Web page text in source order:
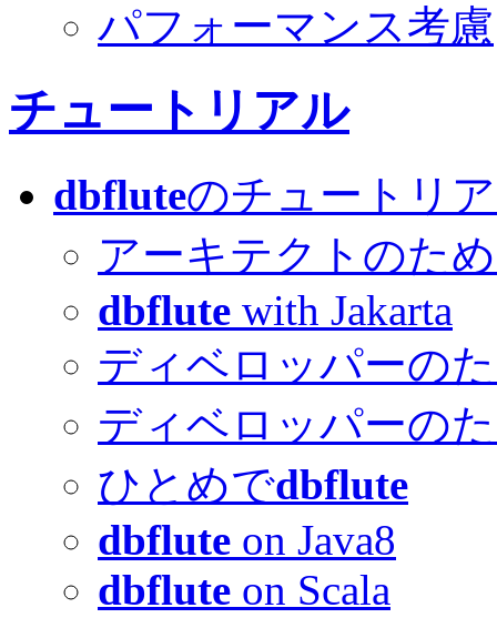
パフォーマンス考慮
チュートリアル
dbfluteのチュートリ
アーキテクトのた
dbflute with Jakarta
ディベロッパーの
ディベロッパーの
ひとめでdbflute
dbflute on Java8
dbflute on Scala